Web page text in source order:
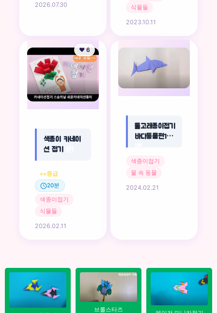
2026.07.30
식물들
2023.10.11
❤️ 6
색종이 카네이
션 접기
⭐⭐중급
20분
색종이접기
식물들
2026.02.11
돌고래종이접기
바다동물편1
색종이접기
물 속 동물
2024.02.21
브롤스타즈